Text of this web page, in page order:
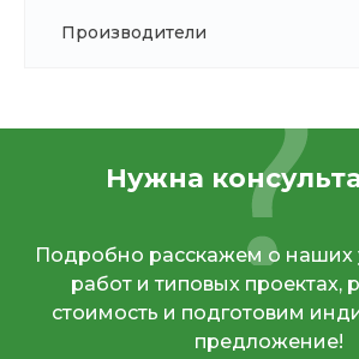
Производители
Нужна
Подробно расскажем о наших
работ и типовых проектах,
стоимость и подготовим
предложение!